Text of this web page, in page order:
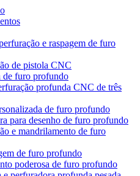
e raspagem de furo
de pistola CNC
de furo profundo
profunda CNC de três
de furo profundo
para desenho de furo profundo
e mandrilamento de furo
de furo profundo
poderosa de furo profundo